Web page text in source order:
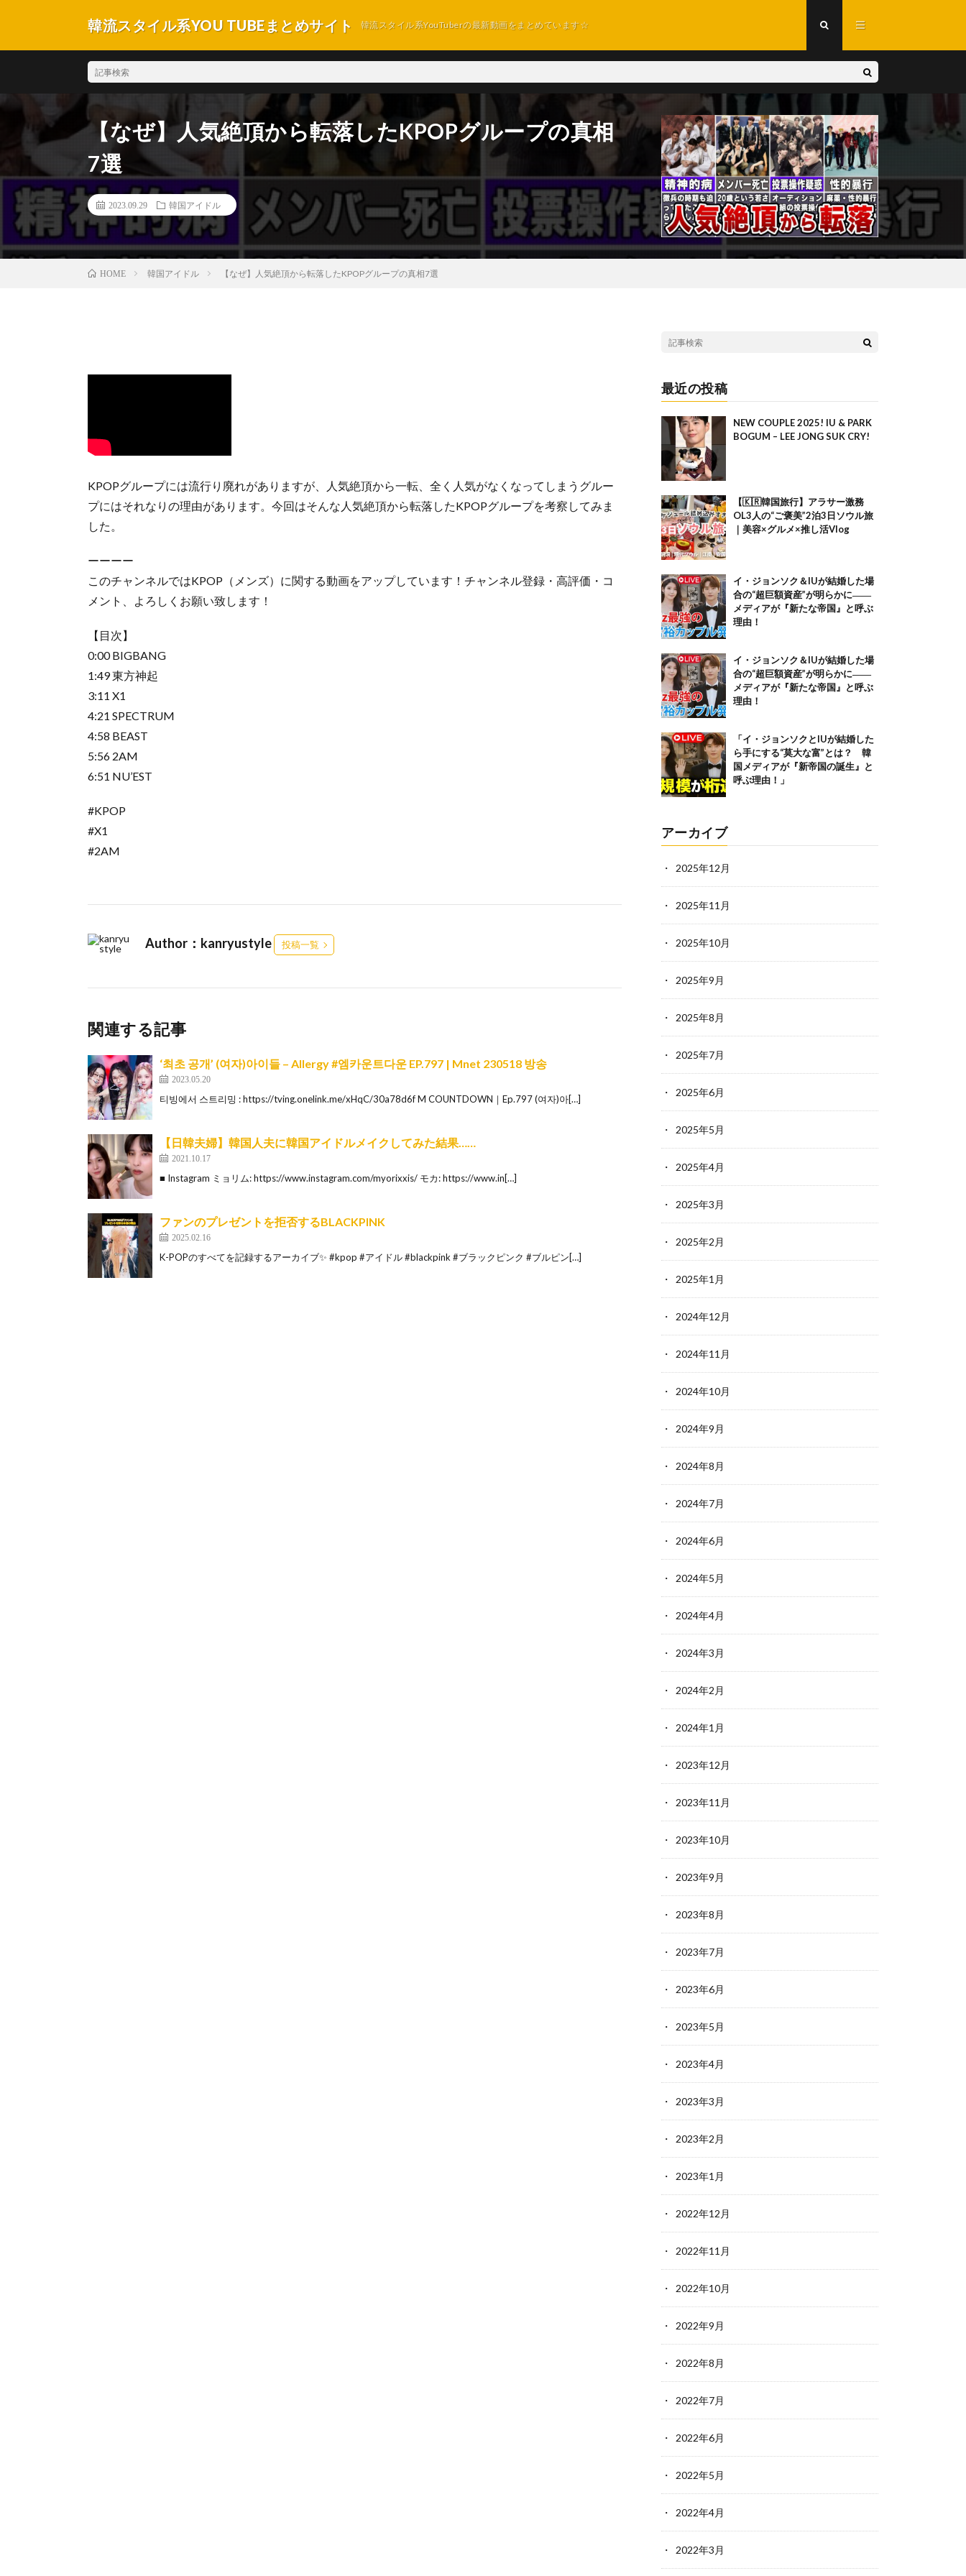
韓流スタイル系YOU TUBEまとめサイト 韓流スタイル系YouTuberの最新動画をまとめています☆
【なぜ】人気絶頂から転落したKPOPグループの真相
7選
2023.09.29 韓国アイドル
HOME 韓国アイドル 【なぜ】人気絶頂から転落したKPOPグループの真相7選
KPOPグループには流行り廃れがありますが、人気絶頂から一転、全く人気がなくなってしまうグルー
プにはそれなりの理由があります。今回はそんな人気絶頂から転落したKPOPグループを考察してみま
した。
ーーーー
このチャンネルではKPOP（メンズ）に関する動画をアップしています！チャンネル登録・高評価・コ
メント、よろしくお願い致します！
【目次】
0:00 BIGBANG
1:49 東方神起
3:11 X1
4:21 SPECTRUM
4:58 BEAST
5:56 2AM
6:51 NU’EST
#KPOP
#X1
#2AM
Author：kanryustyle 投稿一覧
関連する記事
‘최초 공개’ (여자)아이들 – Allergy #엠카운트다운 EP.797 | Mnet 230518 방송
2023.05.20
티빙에서 스트리밍 : https://tving.onelink.me/xHqC/30a78d6f M COUNTDOWN｜Ep.797 (여자)아[…]
【日韓夫婦】韓国人夫に韓国アイドルメイクしてみた結果……
2021.10.17
■ Instagram ミョリム: https://www.instagram.com/myorixxis/ モカ​​: https://www.in[…]
ファンのプレゼントを拒否するBLACKPINK
2025.02.16
K-POPのすべてを記録するアーカイブ✨ #kpop #アイドル #blackpink #ブラックピンク #ブルピン[…]
最近の投稿
NEW COUPLE 2025! IU & PARK
BOGUM – LEE JONG SUK CRY!
【🇰🇷韓国旅行】アラサー激務
OL3人の“ご褒美”2泊3日ソウル旅
｜美容×グルメ×推し活Vlog
イ・ジョンソク＆IUが結婚した場
合の“超巨額資産”が明らかに――
メディアが『新たな帝国』と呼ぶ
理由！
イ・ジョンソク＆IUが結婚した場
合の“超巨額資産”が明らかに――
メディアが『新たな帝国』と呼ぶ
理由！
「イ・ジョンソクとIUが結婚した
ら手にする“莫大な富”とは？ 韓
国メディアが『新帝国の誕生』と
呼ぶ理由！」
アーカイブ
2025年12月
2025年11月
2025年10月
2025年9月
2025年8月
2025年7月
2025年6月
2025年5月
2025年4月
2025年3月
2025年2月
2025年1月
2024年12月
2024年11月
2024年10月
2024年9月
2024年8月
2024年7月
2024年6月
2024年5月
2024年4月
2024年3月
2024年2月
2024年1月
2023年12月
2023年11月
2023年10月
2023年9月
2023年8月
2023年7月
2023年6月
2023年5月
2023年4月
2023年3月
2023年2月
2023年1月
2022年12月
2022年11月
2022年10月
2022年9月
2022年8月
2022年7月
2022年6月
2022年5月
2022年4月
2022年3月